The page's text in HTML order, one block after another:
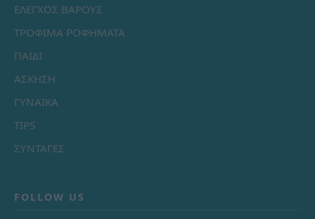
ΕΛΕΓΧΟΣ ΒΑΡΟΥΣ
ΤΡΟΦΙΜΑ ΡΟΦΗΜΑΤΑ
ΠΑΙΔΙ
ΑΣΚΗΣΗ
ΓΥΝΑΙΚΑ
TIPS
ΣΥΝΤΑΓΕΣ
FOLLOW US